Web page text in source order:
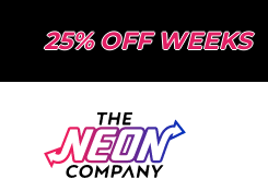
25% OFF WEEKS